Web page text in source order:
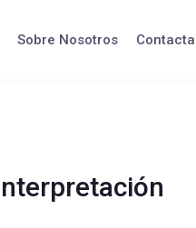
Sobre Nosotros